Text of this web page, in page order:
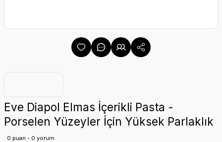
Eve Diapol Elmas İçerikli Pasta -
Porselen Yüzeyler İçin Yüksek Parlaklık
0 puan - 0 yorum